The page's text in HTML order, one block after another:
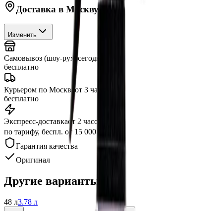
Доставка в Москву
Изменить
Самовывоз (шоу-рум)сегодня
бесплатно
Курьером по Москве от 3 часов
бесплатно
Экспресс-доставкаот 2 часов
по тарифу, беспл. от 15 000 ₽
Гарантия качества
Оригинал
Другие варианты:
48 л3.78 л